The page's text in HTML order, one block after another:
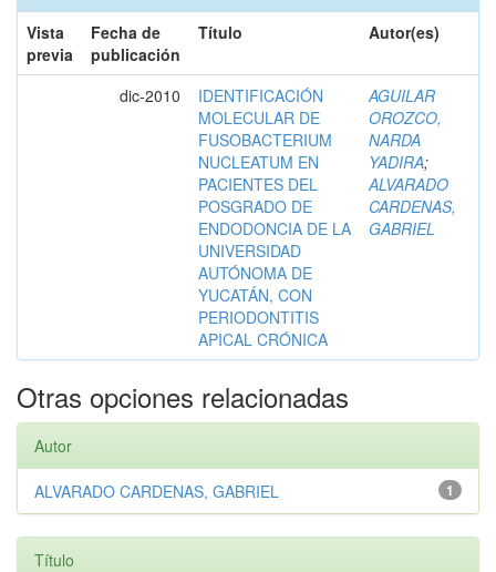
Vista
previa
Fecha de
publicación
Título Autor(es)
dic-2010
IDENTIFICACIÓN
MOLECULAR DE
FUSOBACTERIUM
NUCLEATUM EN
PACIENTES DEL
POSGRADO DE
ENDODONCIA DE LA
UNIVERSIDAD
AUTÓNOMA DE
YUCATÁN, CON
PERIODONTITIS
APICAL CRÓNICA
AGUILAR
OROZCO,
NARDA
YADIRA;
ALVARADO
CARDENAS,
GABRIEL
Otras opciones relacionadas
Autor
1
ALVARADO CARDENAS, GABRIEL
Título